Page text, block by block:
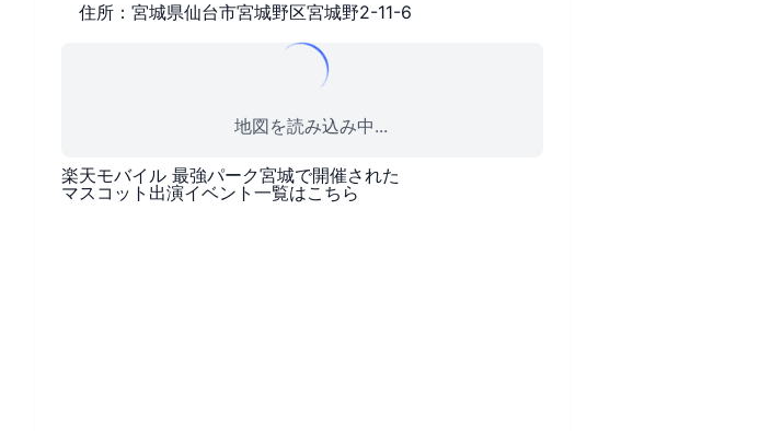
住所：宮城県仙台市宮城野区宮城野2-11-6
地図を読み込み中...
楽天モバイル 最強パーク宮城で開催された
マスコット出演イベント一覧はこちら